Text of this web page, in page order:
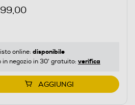
online: disponibile
in negozio in 30' gratuito: verifica
AGGIUNGI